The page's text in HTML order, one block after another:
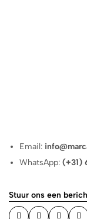
Email:
WhatsApp:(+31)
Stuur ons een